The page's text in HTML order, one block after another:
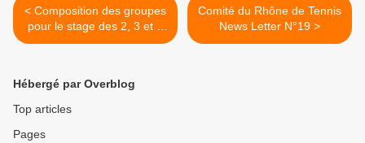
< Composition des groupes
pour le stage des 2, 3 et 4
mai 2011
Comité du Rhône de Tennis
News Letter N°19 >
Hébergé par Overblog
Top articles
Pages